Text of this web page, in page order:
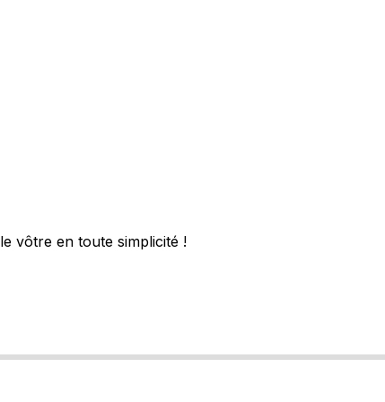
vôtre en toute simplicité !